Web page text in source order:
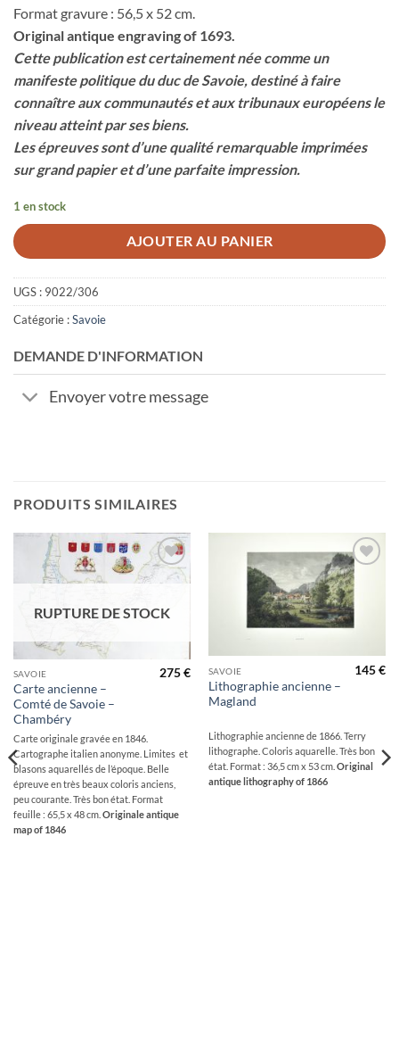
Format gravure : 56,5 x 52 cm.
Original antique engraving of 1693.
Cette publication est certainement née comme un
manifeste politique du duc de Savoie, destiné à faire
connaître aux communautés et aux tribunaux européens le
niveau atteint par ses biens.
Les épreuves sont d’une qualité remarquable imprimées
sur grand papier et d’une parfaite impression.
1 en stock
AJOUTER AU PANIER
UGS : 9022/306
Catégorie :Savoie
DEMANDE D'INFORMATION
Envoyer votre message
PRODUITS SIMILAIRES
Ajouter
RUPTURE DE STOCK
SAVOIE
Carte ancienne –
Comté de Savoie –
Chambéry
275€
Carte originale gravée en 1846.
Cartographe italien anonyme. Limites et
blasons aquarellés de l’époque. Belle
épreuve en très beaux coloris anciens,
peu courante. Très bon état. Format
feuille : 65,5 x 48 cm. Originale antique
map of 1846
Ajouter
à la
wishlist
SAVOIE
Lithographie ancienne –
Magland
145€
Lithographie ancienne de 1866. Terry
lithographe. Coloris aquarelle. Très bon
état. Format : 36,5 cm x 53 cm. Original
antique lithography of 1866